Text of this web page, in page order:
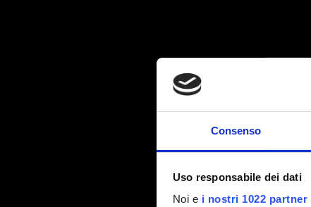
Consenso
Uso responsabile dei dati
Noi e i nostri 1022 partner